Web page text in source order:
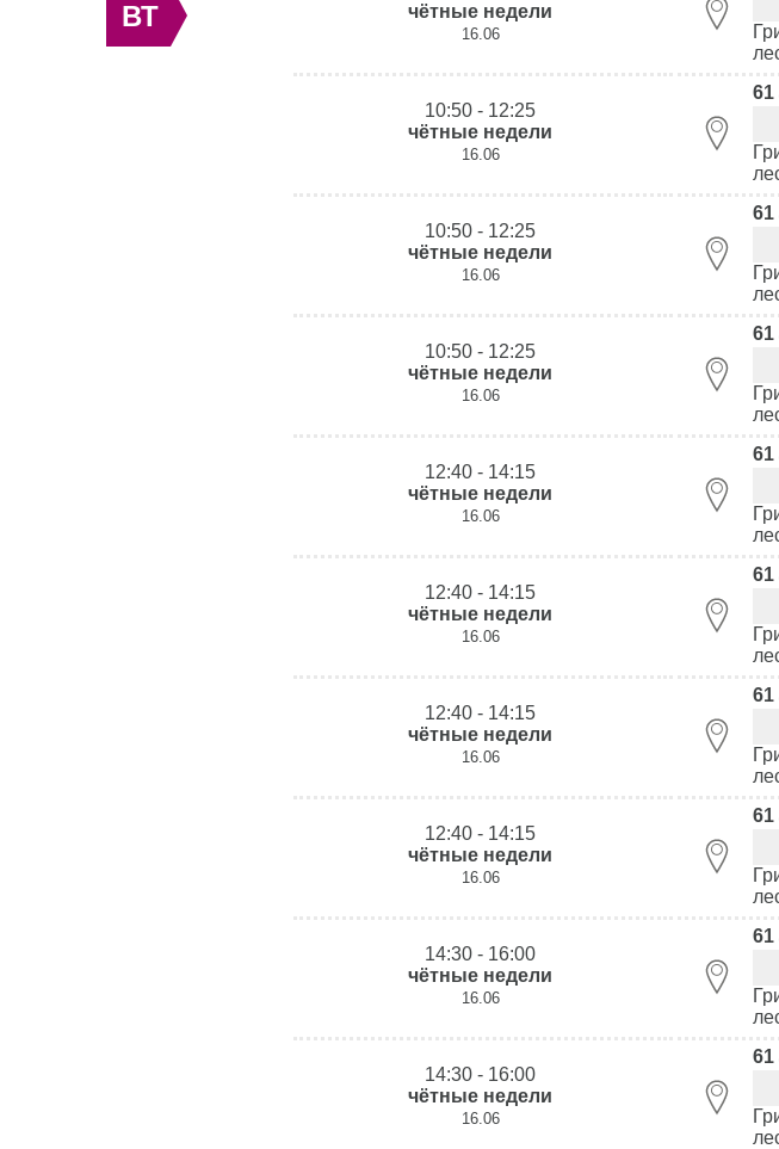
ВТ
чётные недели
16.06
10:50 - 12:25
чётные недели
16.06
61
10:50 - 12:25
чётные недели
16.06
61
10:50 - 12:25
чётные недели
16.06
61
12:40 - 14:15
чётные недели
16.06
61
12:40 - 14:15
чётные недели
16.06
61
12:40 - 14:15
чётные недели
16.06
61
12:40 - 14:15
чётные недели
16.06
61
14:30 - 16:00
чётные недели
16.06
61
14:30 - 16:00
чётные недели
16.06
61